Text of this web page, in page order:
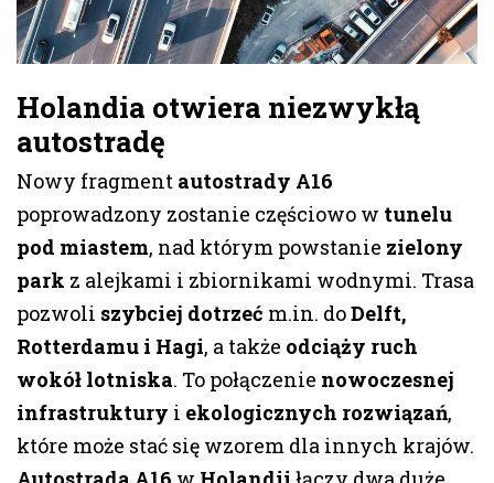
Holandia otwiera niezwykłą
autostradę
Nowy fragment autostrady A16
poprowadzony zostanie częściowo w tunelu
pod miastem, nad którym powstanie zielony
park z alejkami i zbiornikami wodnymi. Trasa
pozwoli szybciej dotrzeć m.in. doDelft,
Rotterdamu i Hagi, a także odciąży ruch
wokół lotniska. To połączenie nowoczesnej
infrastruktury i ekologicznych rozwiązań,
które może stać się wzorem dla innych krajów.